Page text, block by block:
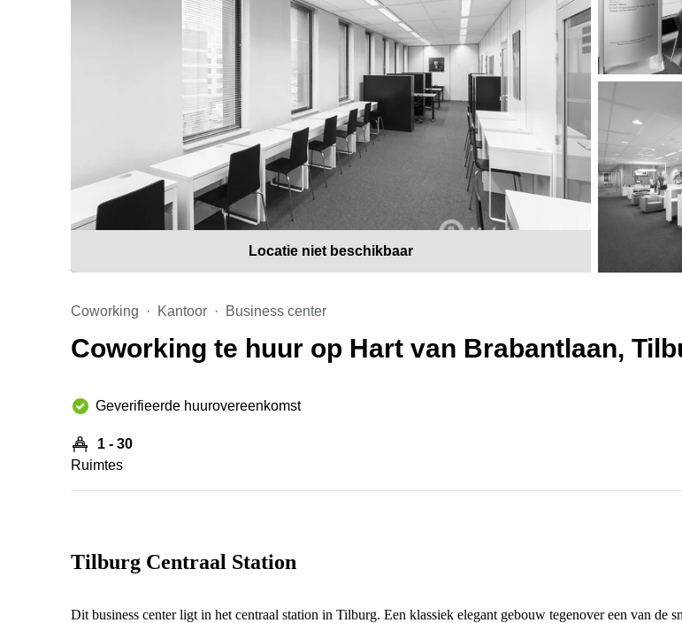
Locatie niet beschikbaar
Coworking Kantoor Business center
Coworking te huur op Hart van Brabantlaan,
Geverifieerde huurovereenkomst
1 - 30
Ruimtes
Tilburg Centraal Station
Dit business center ligt in het centraal station in Tilburg. Een klassiek elegant gebouw tegenover een van de